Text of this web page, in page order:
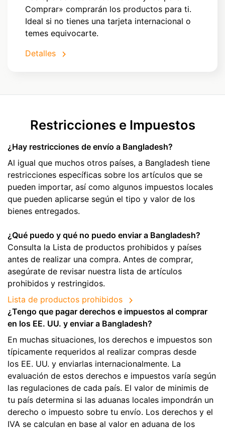
Comprar» comprarán los productos para ti.
Ideal si no tienes una tarjeta internacional o
temes equivocarte.
Detalles
Restricciones e Impuestos
¿Hay restricciones de envío a Bangladesh?
Al igual que muchos otros países, a Bangladesh tiene
restricciones específicas sobre los artículos que se
pueden importar, así como algunos impuestos locales
que pueden aplicarse según el tipo y valor de los
bienes entregados.
¿Qué puedo y qué no puedo enviar a Bangladesh?
Consulta la Lista de productos prohibidos y países
antes de realizar una compra. Antes de comprar,
asegúrate de revisar nuestra lista de artículos
prohibidos y restringidos.
Lista de productos prohibidos
¿Tengo que pagar derechos e impuestos al comprar
en los EE. UU. y enviar a Bangladesh?
En muchas situaciones, los derechos e impuestos son
típicamente requeridos al realizar compras desde
los EE. UU. y enviarlas internacionalmente. La
evaluación de estos derechos e impuestos varía según
las regulaciones de cada país. El valor de minimis de
tu país determina si las aduanas locales impondrán un
derecho o impuesto sobre tu envío. Los derechos y el
IVA se calculan en base al valor en aduana de los